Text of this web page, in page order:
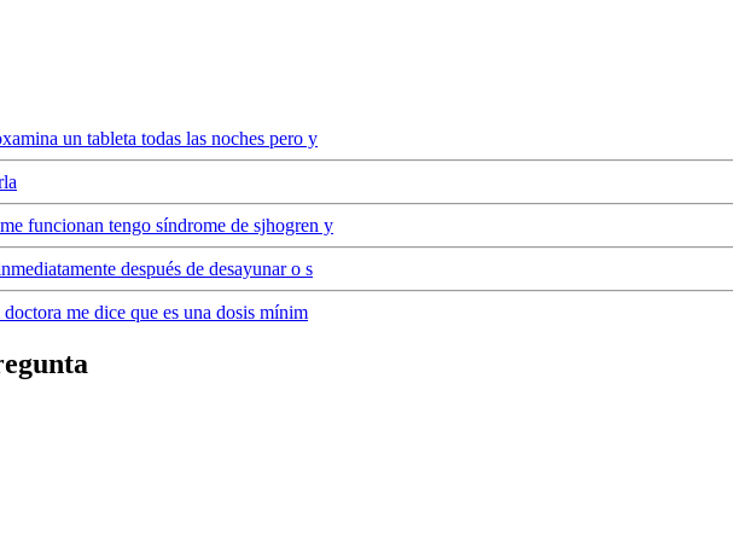
un tableta todas las noches pero y
funcionan tengo síndrome de sjhogren y
después de desayunar o s
me dice que es una dosis mínim